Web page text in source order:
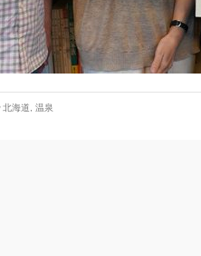
北海道 温泉